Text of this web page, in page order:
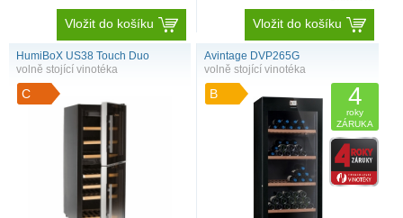
Vložit do košíku Vložit do košíku
HumiBoX US38 Touch Duo
volně stojící vinotéka
C
Avintage DVP265G
volně stojící vinotéka
B 4
roky
ZÁRUKA